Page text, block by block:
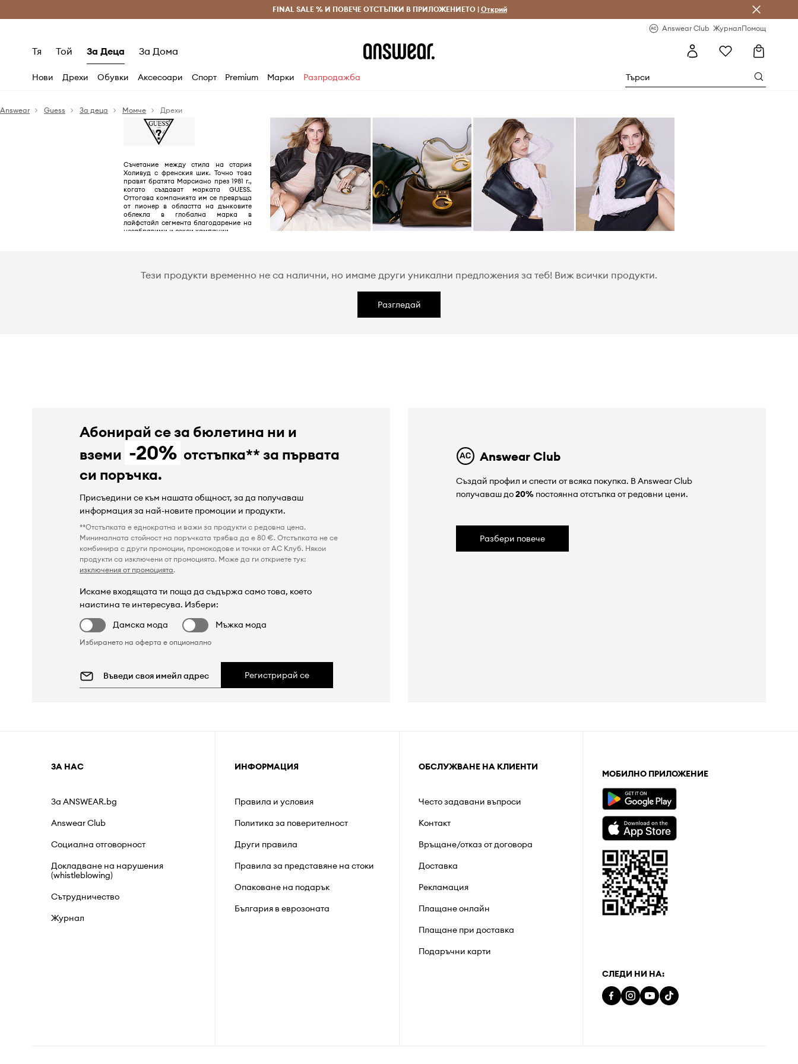
Безплатни доставка и връщане за поръчки над 70 EUR Доставка 1-5 дни
FINAL SALE % И ПОВЕЧЕ ОТСТЪПКИ В ПРИЛОЖЕНИЕТО | Открий
Answear Club ЖурналПомощ
Тя Той За Деца За Дома
Нови Дрехи Обувки Аксесоари Спорт Premium Марки Разпродажба
Answear Guess За деца Момче Дрехи
Съчетание между стила на стария
Холивуд с френския шик. Точно това
правят братята Марсиано през 1981 г.,
когато създават марката GUESS.
Оттогава компанията им се превръща
от пионер в областта на дънковите
облекла в глобална марка в
лайфстайл сегмента благодарение на
незабравими и секси кампании.
Тези продукти временно не са налични, но имаме други уникални предложения за теб! Виж всички продукти.
Разгледай
Абонирай се за бюлетина ни и
вземи -20% отстъпка** за първата
си поръчка.
Присъедини се към нашата общност, за да получаваш
информация за най-новите промоции и продукти.
**Отстъпката е еднократна и важи за продукти с редовна цена.
Минималната стойност на поръчката трябва да е 80 €. Отстъпката не се
комбинира с други промоции, промокодове и точки от AC Клуб. Някои
продукти са изключени от промоцията. Може да ги откриете тук:
изключения от промоцията.
Искаме входящата ти поща да съдържа само това, което
наистина те интересува. Избери:
Дамска мода
Мъжка мода
Избирането на оферта е опционално
Регистрирай се
Answear Club
Създай профил и спести от всяка покупка. В Answear Club
получаваш до20%постоянна отстъпка от редовни цени.
Разбери повече
ЗА НАС
За ANSWEAR.bg
Answear Club
Социална отговорност
Докладване на нарушения
(whistleblowing)
Сътрудничество
Журнал
ИНФОРМАЦИЯ
Правила и условия
Политика за поверителност
Други правила
Правила за представяне на стоки
Опаковане на подарък
България в еврозоната
ОБСЛУЖВАНЕ НА КЛИЕНТИ
Често задавани въпроси
Контакт
Връщане/отказ от договора
Доставка
Рекламация
Плащане онлайн
Плащане при доставка
Подаръчни карти
МОБИЛНО ПРИЛОЖЕНИЕ
СЛЕДИ НИ НА: